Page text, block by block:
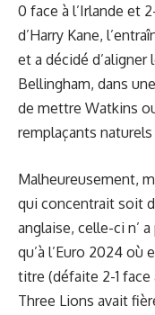
0 face à l’Irlande et
d’Harry Kane,
et a décidé d’aligner
Bellingham, dans
de mettre Watkins
remplaçants
Malheureusement,
qui concentrait soit
anglaise, celle-ci n’
qu’à l’Euro 2024
titre (défaite 2-1 face
Three Lions avait